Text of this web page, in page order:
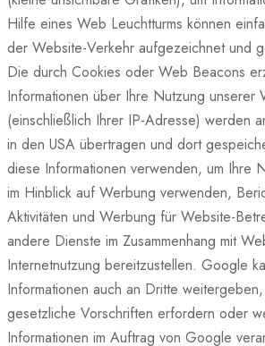
Hilfe eines Web Leuchtturms können
der Website-Verkehr aufgezeichnet und
Die durch Cookies oder Web Beacons
Informationen über Ihre Nutzung unserer
(einschließlich Ihrer IP-Adresse) werden
in den USA übertragen und dort
diese Informationen verwenden, um Ihre
im Hinblick auf Werbung verwenden,
Aktivitäten und Werbung für Website-
andere Dienste im Zusammenhang mit
Internetnutzung bereitzustellen. Google
Informationen auch an Dritte
gesetzliche Vorschriften erfordern oder
Informationen im Auftrag von Google